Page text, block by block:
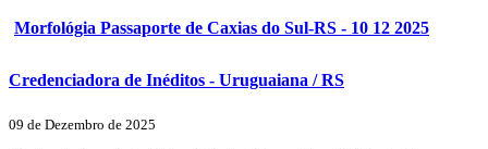
Morfológia Passaporte de Caxias do Sul-RS - 10 12 2025
Credenciadora de Inéditos - Uruguaiana / RS
09 de Dezembro de 2025